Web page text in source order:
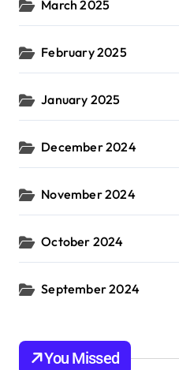
March 2025
February 2025
January 2025
December 2024
November 2024
October 2024
September 2024
You Missed